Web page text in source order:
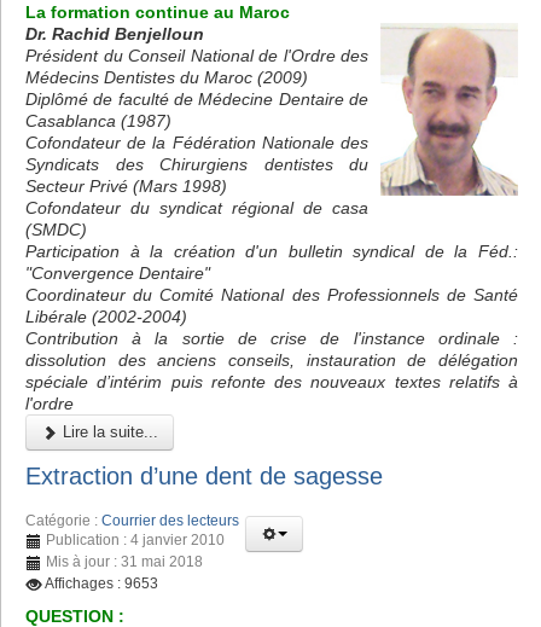
La formation continue au Maroc
Dr. Rachid Benjelloun
Président du Conseil National de l'Ordre des
Médecins Dentistes du Maroc (2009)
Diplômé de faculté de Médecine Dentaire de
Casablanca (1987)
Cofondateur de la Fédération Nationale des
Syndicats des Chirurgiens dentistes du
Secteur Privé (Mars 1998)
Cofondateur du syndicat régional de casa
(SMDC)
Participation à la création d'un bulletin syndical de la Féd.:
"Convergence Dentaire"
Coordinateur du Comité National des Professionnels de Santé
Libérale (2002-2004)
Contribution à la sortie de crise de l'instance ordinale :
dissolution des anciens conseils, instauration de délégation
spéciale d’intérim puis refonte des nouveaux textes relatifs à
l'ordre
Lire la suite...
Extraction d’une dent de sagesse
Catégorie : Courrier des lecteurs
Publication : 4 janvier 2010
Mis à jour : 31 mai 2018
Affichages : 9653
QUESTION :